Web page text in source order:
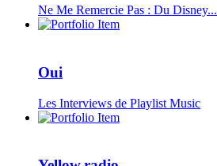
Ne Me Remercie Pas : Du Disney...
Oui
Les Interviews de Playlist Music